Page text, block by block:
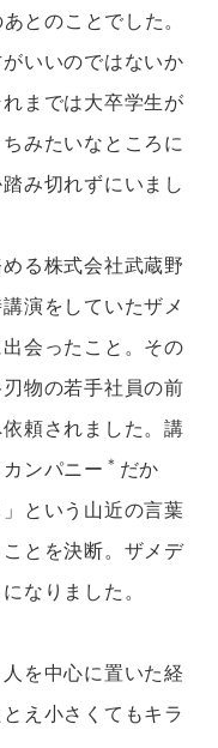
とのことでした。
いいのではないか
までは大卒学生が
みたいなところに
み切れずにいまし
る株式会社武蔵野
演をしていたザメ
会ったこと。その
物の若手社員の前
頼されました。講
ンパニー ＊ だか
という山近の言葉
とを決断。ザメデ
なりました。
を中心に置いた経
え小さくてもキラ